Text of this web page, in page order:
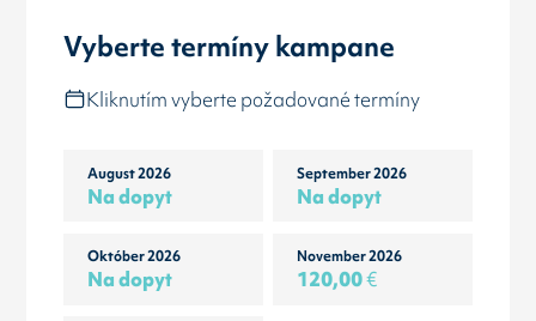
Vyberte termíny kampane
Kliknutím vyberte požadované termíny
August 2026
Na dopyt
September 2026
Na dopyt
Október 2026
Na dopyt
November 2026
120,00€